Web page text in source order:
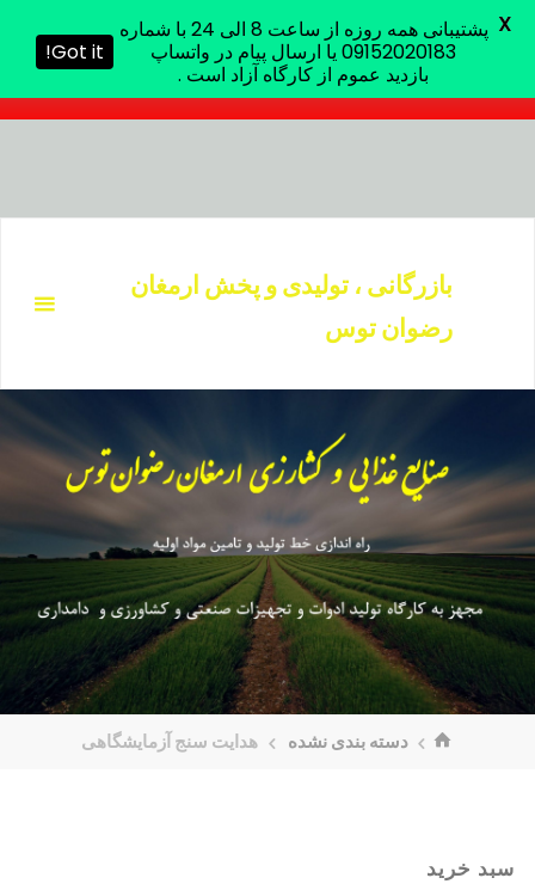
ارسال پیام در واتساپ بازدید عموم از کارگاه آزاد است .
بازرگانی ، تولیدی و پخش ارمغان
رضوان توس
خانهدسته بندی نشده هدایت سنج آزمایشگاهی
سبد خرید
پشتیبانی همه روزه از ساعت 8 الی 24 با شماره
09152020183 یا ارسال پیام در واتساپ
بازدید عموم از کارگاه آزاد است .
Got it!
X